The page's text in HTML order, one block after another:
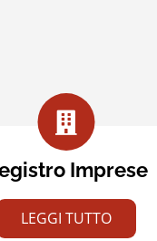
Imprese
LEGGI TUTTO